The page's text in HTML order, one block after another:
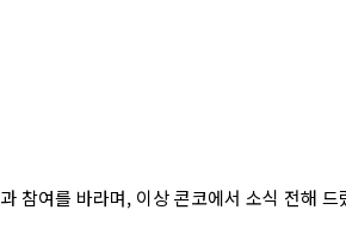
참여를 바라며, 이상 콘코에서 소식 전해 드